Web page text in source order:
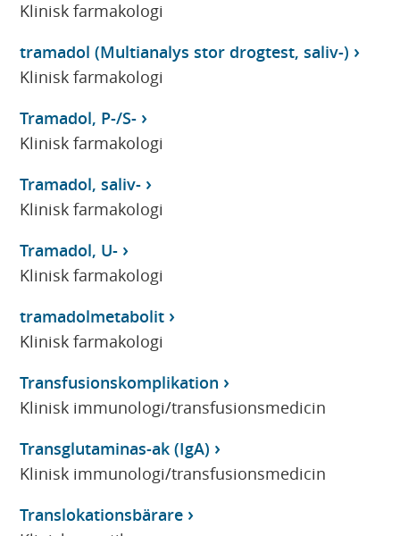
Klinisk farmakologi
tramadol (Multianalys stor drogtest, saliv-)
Klinisk farmakologi
Tramadol, P-/S-
Klinisk farmakologi
Tramadol, saliv-
Klinisk farmakologi
Tramadol, U-
Klinisk farmakologi
tramadolmetabolit
Klinisk farmakologi
Transfusionskomplikation
Klinisk immunologi/transfusionsmedicin
Transglutaminas-ak (IgA)
Klinisk immunologi/transfusionsmedicin
Translokationsbärare